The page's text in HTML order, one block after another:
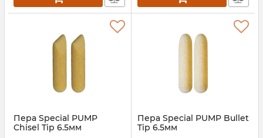
Пера Special PUMP
Chisel Tip 6.5мм
Пера Special PUMP Bullet
Tip 6.5мм